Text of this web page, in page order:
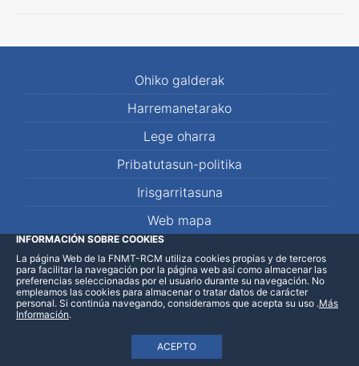
Ohiko galderak
Harremanetarako
Lege oharra
Pribatutasun-politika
Irisgarritasuna
Web mapa
LinkedInFacebookWhatsApp
INFORMACIÓN SOBRE COOKIES
La página Web de la FNMT-RCM utiliza cookies propias y de terceros
para facilitar la navegación por la página web así como almacenar las
preferencias seleccionadas por el usuario durante su navegación. No
empleamos las cookies para almacenar o tratar datos de carácter
personal. Si continúa navegando, consideramos que acepta su uso
ACEPTO
.Más
Información.